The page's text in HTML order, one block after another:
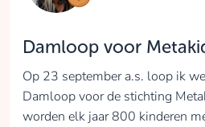
Damloop voor
Op 23 september a.s. loop ik
Damloop voor de stichting
worden elk jaar 800 kinderen